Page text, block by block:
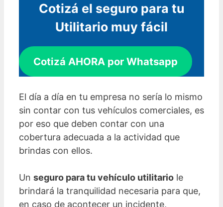
Cotizá el seguro para tu
Utilitario muy fácil
Cotizá AHORA por Whatsapp
El día a día en tu empresa no sería lo mismo
sin contar con tus vehículos comerciales, es
por eso que deben contar con una
cobertura adecuada a la actividad que
brindas con ellos.
Un seguro para tu vehículo utilitario le
brindará la tranquilidad necesaria para que,
en caso de acontecer un incidente,